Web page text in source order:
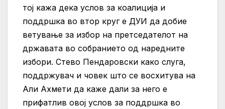
тој кажа дека услов за коалиција и
поддршка во втор круг е ДУИ да добие
ветување за избор на претседателот на
државата во собранието од наредните
избори. Стево Пендаровски како слуга,
поддржувач и човек што се восхитува на
Али Ахмети да каже дали за него е
прифатлив овој услов за поддршка во